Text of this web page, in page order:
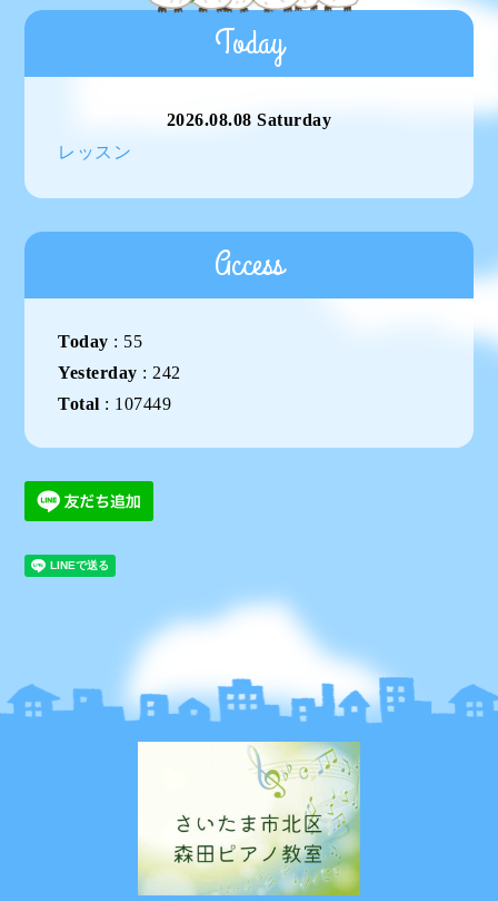
Today
2026.08.08 Saturday
レッスン
Access
Today : 55
Yesterday : 242
Total : 107449